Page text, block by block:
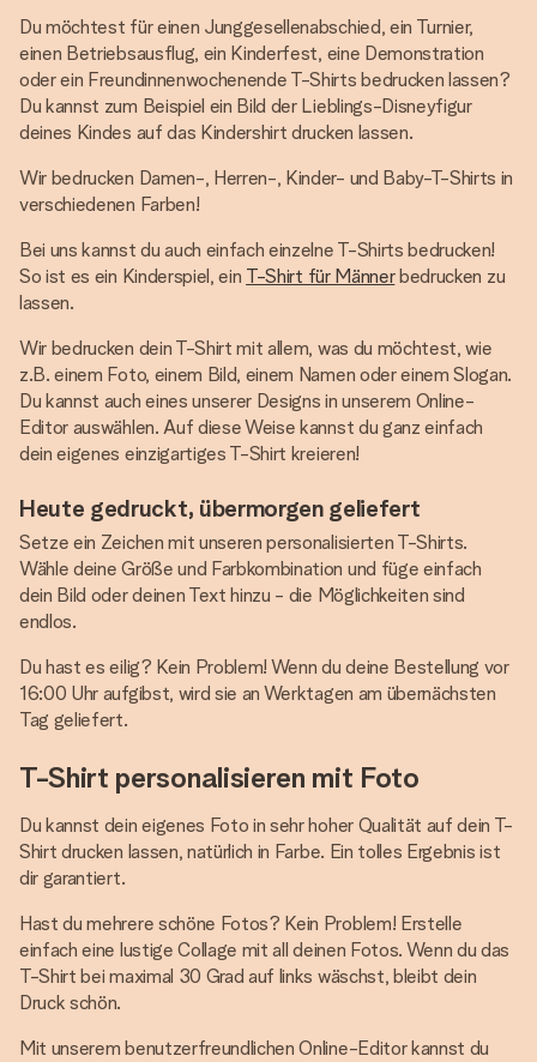
Du möchtest für einen Junggesellenabschied, ein Turnier,
einen Betriebsausflug, ein Kinderfest, eine Demonstration
oder ein Freundinnenwochenende T-Shirts bedrucken lassen?
Du kannst zum Beispiel ein Bild der Lieblings-Disneyfigur
deines Kindes auf das Kindershirt drucken lassen.
Wir bedrucken Damen-, Herren-, Kinder- und Baby-T-Shirts in
verschiedenen Farben!
Bei uns kannst du auch einfach einzelne T-Shirts bedrucken!
So ist es ein Kinderspiel, ein T-Shirt für Männerbedrucken zu
lassen.
Wir bedrucken dein T-Shirt mit allem, was du möchtest, wie
z.B. einem Foto, einem Bild, einem Namen oder einem Slogan.
Du kannst auch eines unserer Designs in unserem Online-
Editor auswählen. Auf diese Weise kannst du ganz einfach
dein eigenes einzigartiges T-Shirt kreieren!
Heute gedruckt, übermorgen geliefert
Setze ein Zeichen mit unseren personalisierten T-Shirts.
Wähle deine Größe und Farbkombination und füge einfach
dein Bild oder deinen Text hinzu - die Möglichkeiten sind
endlos.
Du hast es eilig? Kein Problem! Wenn du deine Bestellung vor
16:00 Uhr aufgibst, wird sie an Werktagen am übernächsten
Tag geliefert.
T-Shirt personalisieren mit Foto
Du kannst dein eigenes Foto in sehr hoher Qualität auf dein T-
Shirt drucken lassen, natürlich in Farbe. Ein tolles Ergebnis ist
dir garantiert.
Hast du mehrere schöne Fotos? Kein Problem! Erstelle
einfach eine lustige Collage mit all deinen Fotos. Wenn du das
T-Shirt bei maximal 30 Grad auf links wäschst, bleibt dein
Druck schön.
Mit unserem benutzerfreundlichen Online-Editor kannst du